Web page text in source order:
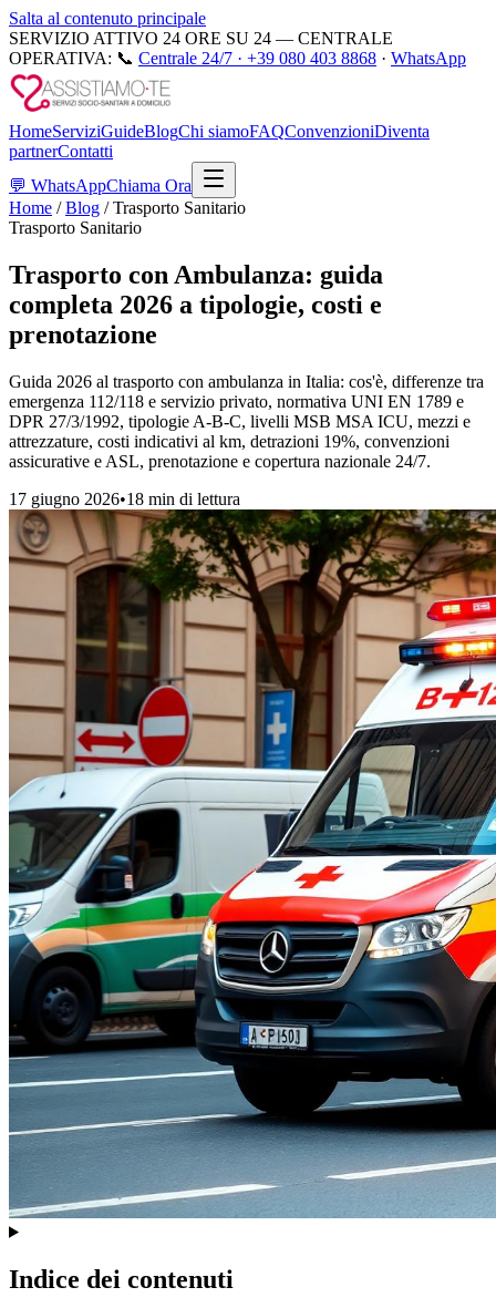
Salta al contenuto principale
SERVIZIO ATTIVO 24 ORE SU 24 — CENTRALE
OPERATIVA: 📞 Centrale 24/7 · +39 080 403 8868 · WhatsApp
HomeServiziGuideBlogChi siamoFAQConvenzioniDiventa
partnerContatti
💬 WhatsAppChiama Ora
Home / Blog / Trasporto Sanitario
Trasporto Sanitario
Trasporto con Ambulanza: guida
completa 2026 a tipologie, costi e
prenotazione
Guida 2026 al trasporto con ambulanza in Italia: cos'è, differenze tra
emergenza 112/118 e servizio privato, normativa UNI EN 1789 e
DPR 27/3/1992, tipologie A-B-C, livelli MSB MSA ICU, mezzi e
attrezzature, costi indicativi al km, detrazioni 19%, convenzioni
assicurative e ASL, prenotazione e copertura nazionale 24/7.
17 giugno 2026•18 min di lettura
Indice dei contenuti